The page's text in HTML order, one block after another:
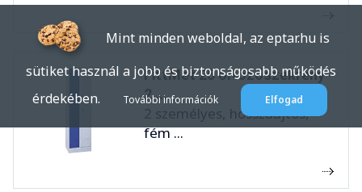
FittMet 25 öltözőszekrény -
2 ...
2 személyes, hosszúajtós,
fém ...
Mint minden weboldal, az eptar.hu is
sütiket használ a jobb és biztonságosabb működés
érdekében.
További információk Elfogad